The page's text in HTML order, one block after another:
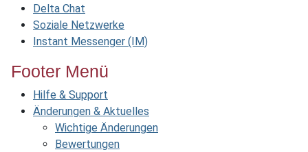
Delta Chat
Soziale Netzwerke
Instant Messenger (IM)
Footer Menü
Hilfe & Support
Änderungen & Aktuelles
Wichtige Änderungen
Bewertungen